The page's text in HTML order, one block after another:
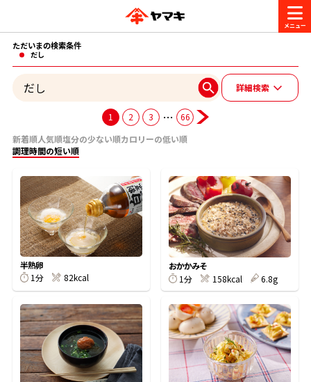
商品情報
ヤマキ『めんつゆ』 ヤマキ 割烹白だし
レシピ
おいしいレシピを探す
おいしいレシピトップ
主食レシピ
主菜レシピ
汁物レシピ
時短レシピ
かつお節・だしを楽しむ
かつお節・だしを知る
だしの取り方
かつお節の削り方
かつお節・だしをもっと知る
ヤマキ かつお節プラス®
CM・キャンペーン
キャンペーン一覧
企業・採用情報
企業情報
- 百年対話
- ヤマキ かつお節プラス®
お問い合わせ
ヤマキお客様相談室
オンラインショップ
コミュニティサイト
ただいまの検索条件
だし
詳細検索
1 2 3 …
66
新着順人気順塩分の少ない順カロリーの低い順
調理時間の短い順
半熟卵
1分
82kcal
おかかみそ
1分
158kcal 6.8g